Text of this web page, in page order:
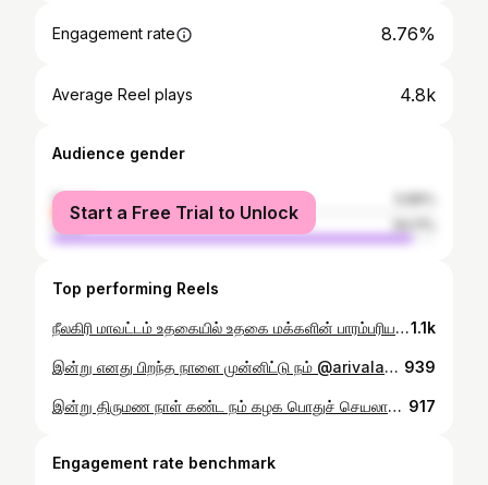
Engagement rate 8.76%
Average Reel plays 4.8k
Audience gender
female
male
Start a Free Trial to Unlock
Top performing Reels
நீலகிரி மாவட்டம் உதகையில் உதகை மக்களின் பாரம்பரிய உடை அணிந்த போது...1.1k
இன்று எனது பிறந்த நாளை முன்னிட்டு நம் @arivalayam பொதுச் செயலாளரும் மாண்புமிகு நிர்வளத்துறை அமைச்சருமான மண்ணின் மைந்தர் அண்ணன் திரு @katpadidmk அவர்களை நேரில் சந்தித்து பிறந்த நாள் வாழ்த்துகள் பெற்ற போது... 939
இன்று திருமண நாள் கண்ட நம் கழக பொதுச் செயலாளரும் மாண்புமிகு நீர்வளத் துறை அமைச்சருமான மண்ணின் மைந்தர் அண்ணன் திரு #துரைமுருகன் அவர்களது திருமண நாளை முன்னிட்டு சென்னை கோட்டூர்புரம் இல்லத்தில் நேரில் சென்று வாழ்த்துகள் தெரிவித்த போது,உடன் ஒன்றிய செயலாளர்கள்.@mkstalin 917
Engagement rate benchmark